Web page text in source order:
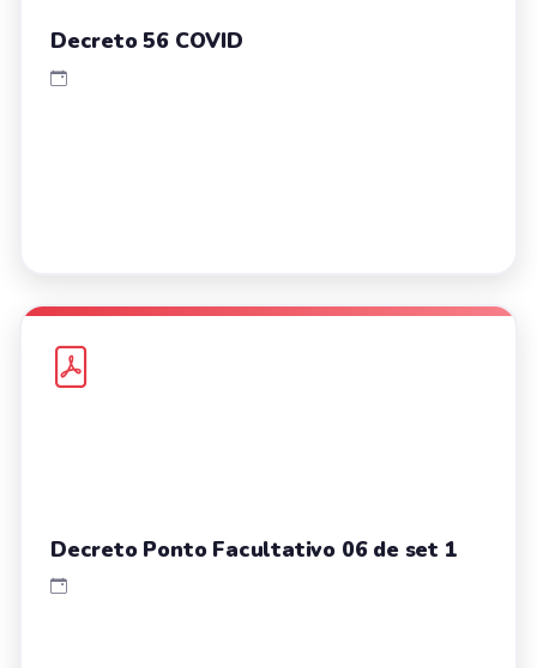
Decreto 56 COVID
Decreto Ponto Facultativo 06 de set 1